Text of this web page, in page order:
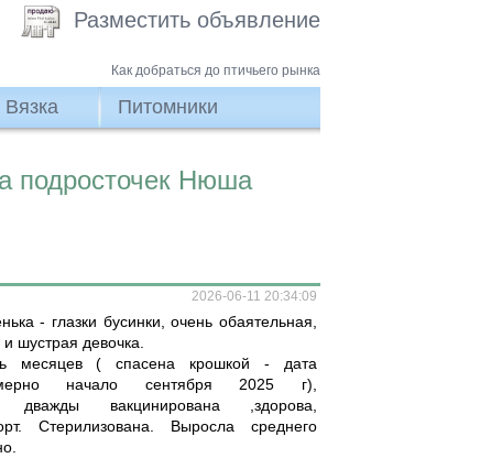
Разместить объявление
Как добраться до птичьего рынка
Вязка Питомники
подросточек Нюша
2026-06-11 20:34:09
- глазки бусинки, очень обаятельная,
шустрая девочка.
месяцев ( спасена крошкой - дата
начало сентября 2025 г),
дважды вакцинирована ,здорова,
Стерилизована. Выросла среднего